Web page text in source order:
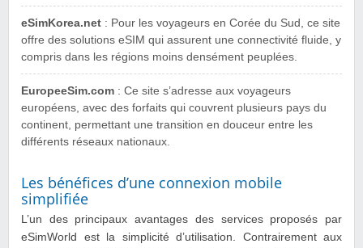
eSimKorea.net : Pour les voyageurs en Corée du Sud, ce site
offre des solutions eSIM qui assurent une connectivité fluide, y
compris dans les régions moins densément peuplées.
EuropeeSim.com : Ce site s’adresse aux voyageurs
européens, avec des forfaits qui couvrent plusieurs pays du
continent, permettant une transition en douceur entre les
différents réseaux nationaux.
Les bénéfices d’une connexion mobile
simplifiée
L’un des principaux avantages des services proposés par
eSimWorld est la simplicité d’utilisation. Contrairement aux